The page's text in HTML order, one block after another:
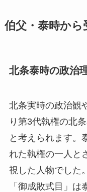
伯父・泰時から
北条泰時の政治
北条実時の政治観
り第3代執権の北
と考えられます。
れた執権の一人と
視した人物でした
「御成敗式目」